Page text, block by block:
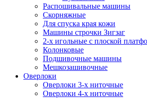
Распошивальные машины
Скорняжные
Для спуска края кожи
Машины строчки Зигзаг
2-х игольные с плоской
Колонковые
Подшивочные машины
Мешкозашивочные
Оверлоки
Оверлоки 3-х ниточные
Оверлоки 4-х ниточные